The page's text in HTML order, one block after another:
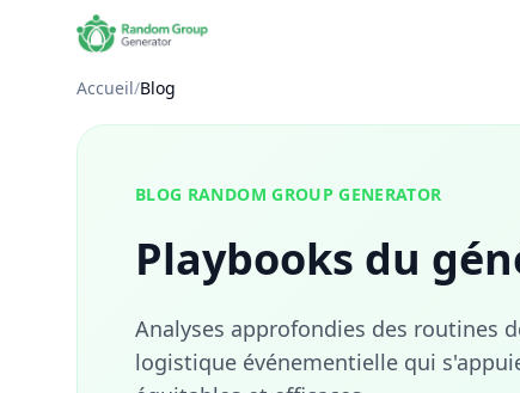
Accueil/Blog
BLOG RANDOM GROUP GENERATOR
Playbooks du
Analyses approfondies des routines
logistique événementielle qui